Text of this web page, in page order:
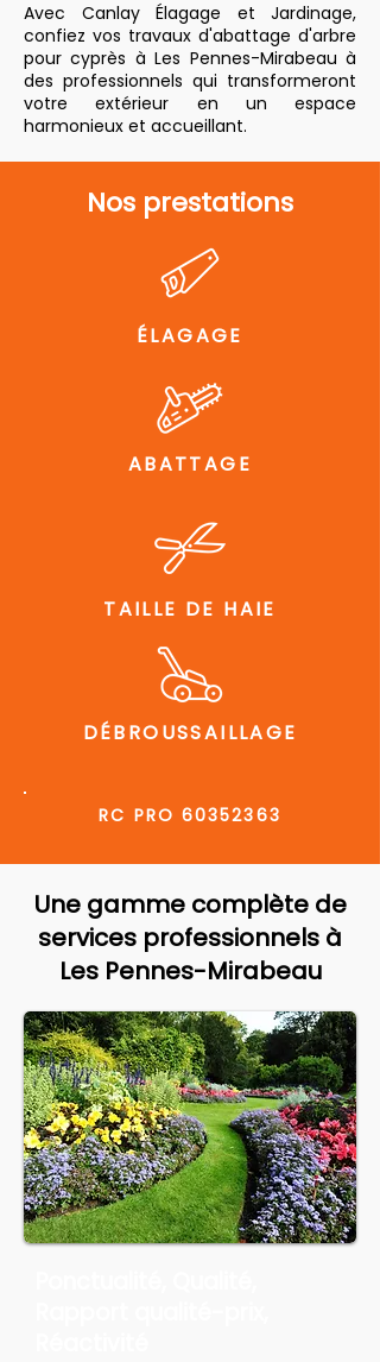
Avec Canlay Élagage et Jardinage,
confiez vos travaux d'abattage d'arbre
pour cyprès à Les Pennes-Mirabeau à
des professionnels qui transformeront
votre extérieur en un espace
harmonieux et accueillant.
Nos prestations
ÉLAGAGE
ABATTAGE
TAILLE DE HAIE
DÉBROUSSAILLAGE
RC PRO 60352363
Une gamme complète de
services professionnels à
Les Pennes-Mirabeau